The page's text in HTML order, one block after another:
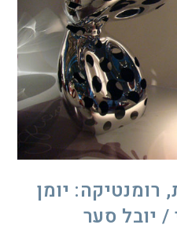
רומנטיקה: יומן
יובל סער